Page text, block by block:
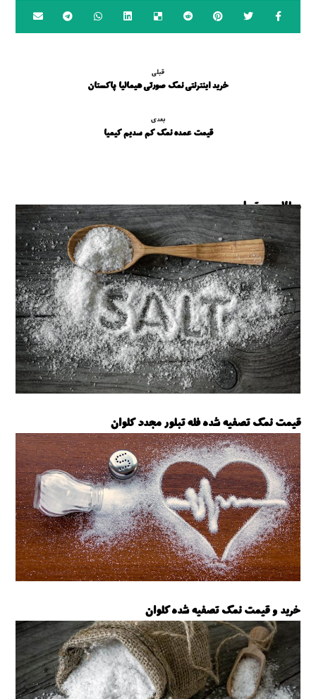
قبلی
خرید اینترنتی نمک صورتی هیمالیا پاکستان
بعدی
قیمت عمده نمک کم سدیم کیمیا
مطالب مرتبط ...
قیمت نمک تصفیه شده فله تبلور مجدد کلوان
نمک تصفیه شده کلوان
خرید و قیمت نمک تصفیه شده کلوان
نمک تصفیه شده کلوان